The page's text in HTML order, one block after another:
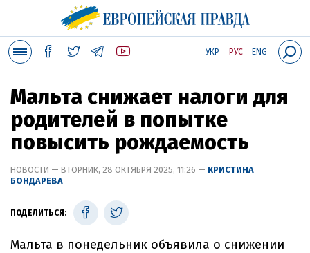
УКР РУС ENG
Мальта снижает налоги для
родителей в попытке
повысить рождаемость
НОВОСТИ — ВТОРНИК, 28 ОКТЯБРЯ 2025, 11:26 — КРИСТИНА
БОНДАРЕВА
ПОДЕЛИТЬСЯ:
Мальта в понедельник объявила о снижении